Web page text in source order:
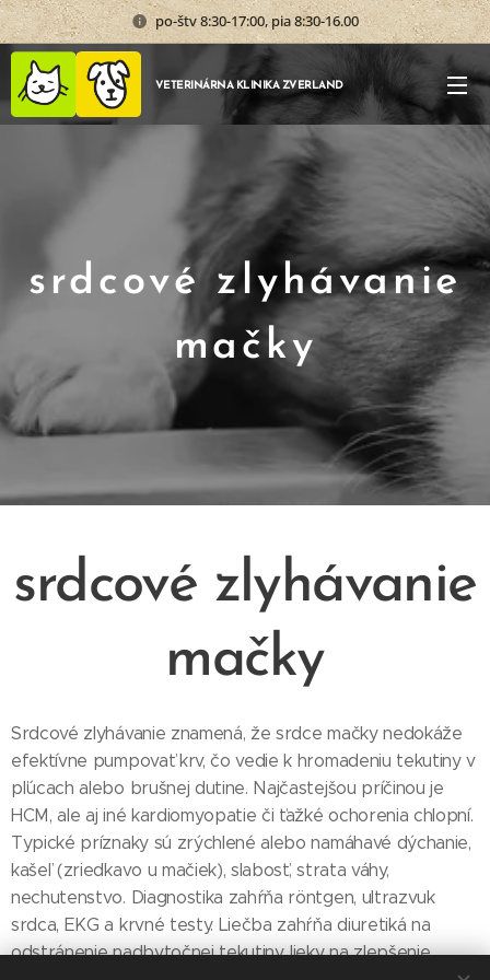
po-štv 8:30-17:00, pia 8:30-16.00
VETERINÁRNA KLINIKA ZVERLAND
srdcové zlyhávanie
mačky
srdcové zlyhávanie
mačky
Srdcové zlyhávanie znamená, že srdce mačky nedokáže
efektívne pumpovať krv, čo vedie k hromadeniu tekutiny v
pľúcach alebo brušnej dutine. Najčastejšou príčinou je
HCM, ale aj iné kardiomyopatie či ťažké ochorenia chlopní.
Typické príznaky sú zrýchlené alebo namáhavé dýchanie,
kašeľ (zriedkavo u mačiek), slabosť, strata váhy,
nechutenstvo. Diagnostika zahŕňa röntgen, ultrazvuk
srdca, EKG a krvné testy. Liečba zahŕňa diuretiká na
odstránenie nadbytočnej tekutiny, lieky na zlepšenie